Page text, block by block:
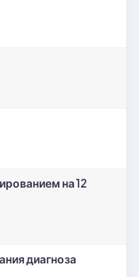
на 12
диагноза